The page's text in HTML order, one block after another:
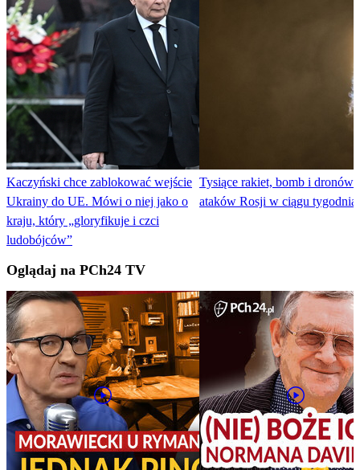
Kaczyński chce zablokować wejście
Ukrainy do UE. Mówi o niej jako o
kraju, który „gloryfikuje i czci
ludobójców”
Tysiące rakiet, bomb i dronów.
ataków Rosji w ciągu tygodnia
Oglądaj na PCh24 TV